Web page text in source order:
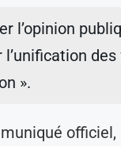
l’opinion
l’unification
».
officiel,